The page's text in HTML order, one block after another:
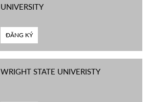
UNIVERSITY
ĐĂNG KÝ
WRIGHT STATE UNIVERISTY